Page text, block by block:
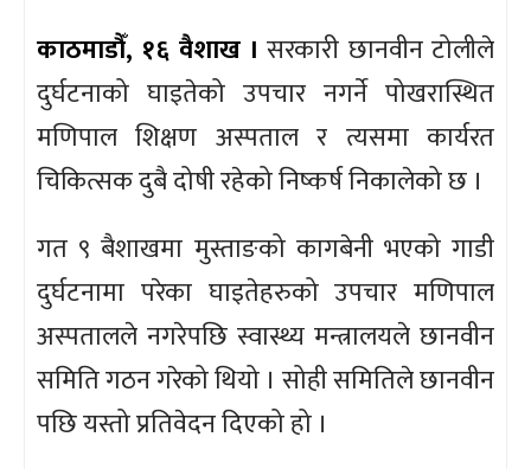
काठमाडौँ, १६ वैशाख । सरकारी छानवीन टोलीले
दुर्घटनाको घाइतेको उपचार नगर्ने पोखरास्थित
मणिपाल शिक्षण अस्पताल र त्यसमा कार्यरत
चिकित्सक दुबै दोषी रहेको निष्कर्ष निकालेको छ ।
गत ९ बैशाखमा मुस्ताङको कागबेनी भएको गाडी
दुर्घटनामा परेका घाइतेहरुको उपचार मणिपाल
अस्पतालले नगरेपछि स्वास्थ्य मन्त्रालयले छानवीन
समिति गठन गरेको थियो । सोही समितिले छानवीन
पछि यस्तो प्रतिवेदन दिएको हो ।